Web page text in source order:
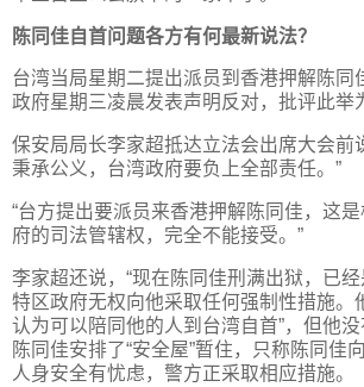
陈同佳自首问题各方有何最新说法？
台湾当局星期二提出派员到香港押解陈同
政府星期三凌晨发表声明反对，批评此举
保安局局长李家超抵达立法会出席大会前
秉承公义，台湾政府要负上全部责任。”
“台方提出要派员来香港押解陈同佳，这
府的司法管辖权，完全不能接受。”
李家超还说，“现在陈同佳刑满出狱，已经
特区政府无权向他采取任何强制性措施。
认为可以陪同他的人到台湾自首”，但他
陈同佳安排了“安全屋”暂住，只称陈同佳
人身安全有忧虑，警方正采取相应措施。